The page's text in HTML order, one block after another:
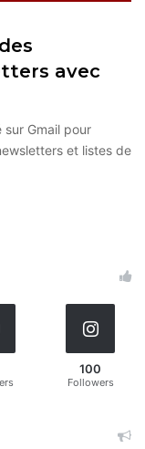
avec
Gmail pour
et listes de
100
Followers